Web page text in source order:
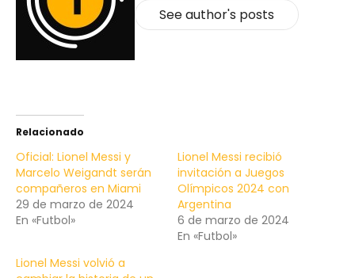
See author's posts
Relacionado
Oficial: Lionel Messi y
Marcelo Weigandt serán
compañeros en Miami
29 de marzo de 2024
En «Futbol»
Lionel Messi recibió
invitación a Juegos
Olímpicos 2024 con
Argentina
6 de marzo de 2024
En «Futbol»
Lionel Messi volvió a